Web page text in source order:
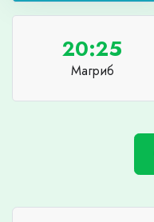
20:25
Магриб